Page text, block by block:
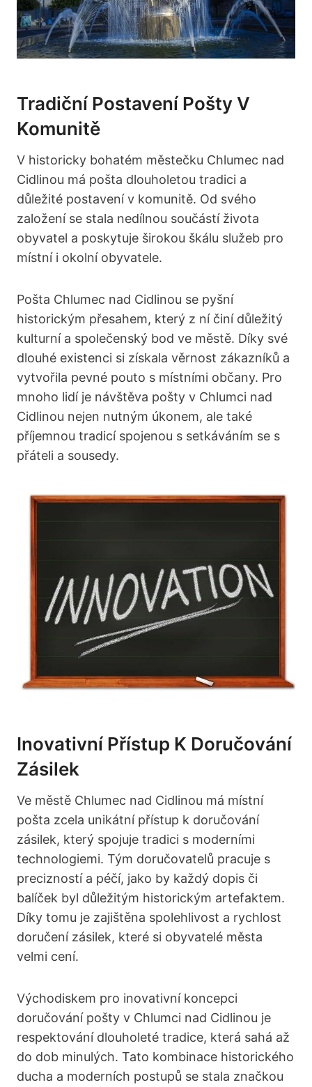
Tradiční Postavení Pošty V
Komunitě
V historicky bohatém městečku Chlumec nad
Cidlinou má pošta dlouholetou tradici a
důležité postavení v komunitě. Od svého
založení se stala nedílnou součástí života
obyvatel a poskytuje širokou škálu služeb pro
místní i okolní obyvatele.
Pošta Chlumec nad Cidlinou se pyšní
historickým přesahem, který z ní činí důležitý
kulturní a společenský bod ve městě. Díky své
dlouhé existenci si získala věrnost zákazníků a
vytvořila pevné pouto s místními občany. Pro
mnoho lidí je návštěva pošty v Chlumci nad
Cidlinou nejen nutným úkonem, ale také
příjemnou tradicí spojenou s setkáváním se s
přáteli a sousedy.
Inovativní Přístup K Doručování
Zásilek
Ve městě Chlumec nad Cidlinou má místní
pošta zcela unikátní přístup k doručování
zásilek, který spojuje tradici s moderními
technologiemi. Tým doručovatelů pracuje s
precizností a péčí, jako by každý dopis či
balíček byl důležitým historickým artefaktem.
Díky tomu je zajištěna spolehlivost a rychlost
doručení zásilek, které si obyvatelé města
velmi cení.
Východiskem pro inovativní koncepci
doručování pošty v Chlumci nad Cidlinou je
respektování dlouholeté tradice, která sahá až
do dob minulých. Tato kombinace historického
ducha a moderních postupů se stala značkou